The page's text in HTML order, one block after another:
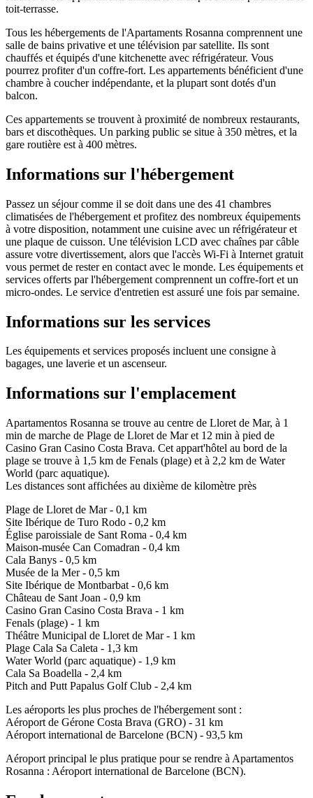
toit-terrasse.
Tous les hébergements de l'Apartaments Rosanna comprennent une
salle de bains privative et une télévision par satellite. Ils sont
chauffés et équipés d'une kitchenette avec réfrigérateur. Vous
pourrez profiter d'un coffre-fort. Les appartements bénéficient d'une
chambre à coucher indépendante, et la plupart sont dotés d'un
balcon.
Ces appartements se trouvent à proximité de nombreux restaurants,
bars et discothèques. Un parking public se situe à 350 mètres, et la
gare routière est à 400 mètres.
Informations sur l'hébergement
Passez un séjour comme il se doit dans une des 41 chambres
climatisées de l'hébergement et profitez des nombreux équipements
à votre disposition, notamment une cuisine avec un réfrigérateur et
une plaque de cuisson. Une télévision LCD avec chaînes par câble
assure votre divertissement, alors que l'accès Wi-Fi à Internet gratuit
vous permet de rester en contact avec le monde. Les équipements et
services offerts par l'hébergement comprennent un coffre-fort et un
micro-ondes. Le service d'entretien est assuré une fois par semaine.
Informations sur les services
Les équipements et services proposés incluent une consigne à
bagages, une laverie et un ascenseur.
Informations sur l'emplacement
Apartamentos Rosanna se trouve au centre de Lloret de Mar, à 1
min de marche de Plage de Lloret de Mar et 12 min à pied de
Casino Gran Casino Costa Brava. Cet appart'hôtel au bord de la
plage se trouve à 1,5 km de Fenals (plage) et à 2,2 km de Water
World (parc aquatique).
Les distances sont affichées au dixième de kilomètre près
Plage de Lloret de Mar - 0,1 km
Site Ibérique de Turo Rodo - 0,2 km
Église paroissiale de Sant Roma - 0,4 km
Maison-musée Can Comadran - 0,4 km
Cala Banys - 0,5 km
Musée de la Mer - 0,5 km
Site Ibérique de Montbarbat - 0,6 km
Château de Sant Joan - 0,9 km
Casino Gran Casino Costa Brava - 1 km
Fenals (plage) - 1 km
Théâtre Municipal de Lloret de Mar - 1 km
Plage Cala Sa Caleta - 1,3 km
Water World (parc aquatique) - 1,9 km
Cala Sa Boadella - 2,4 km
Pitch and Putt Papalus Golf Club - 2,4 km
Les aéroports les plus proches de l'hébergement sont :
Aéroport de Gérone Costa Brava (GRO) - 31 km
Aéroport international de Barcelone (BCN) - 93,5 km
Aéroport principal le plus pratique pour se rendre à Apartamentos
Rosanna : Aéroport international de Barcelone (BCN).